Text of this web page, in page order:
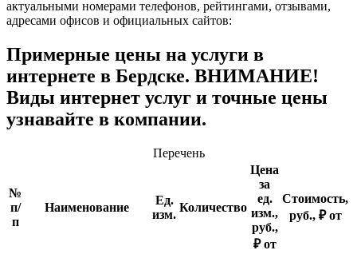
актуальными номерами телефонов, рейтингами, отзывами,
адресами офисов и официальных сайтов:
Примерные цены на услуги в
интернете в Бердске. ВНИМАНИЕ!
Виды интернет услуг и точные цены
узнавайте в компании.
Перечень
№
п/
п
Наименование
Ед.
изм.
Количество
Цена
за
ед.
изм.,
руб.,
₽ от
Стоимость,
руб., ₽ от